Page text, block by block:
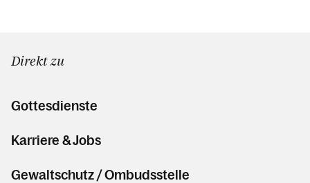
Direkt zu
Gottesdienste
Karriere & Jobs
Gewaltschutz / Ombudsstelle